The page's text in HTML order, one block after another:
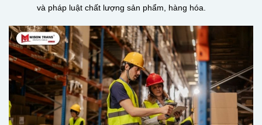
và pháp luật chất lượng sản phẩm, hàng hóa.